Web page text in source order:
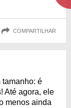
COMPARTILHAR
tamanho: é
Até agora, ele
menos ainda